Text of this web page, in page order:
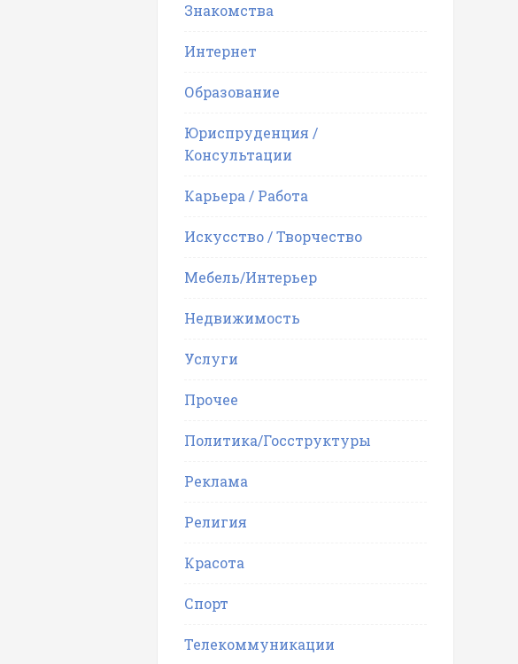
Знакомства
Интернет
Образование
Юриспруденция /
Консультации
Карьера / Работа
Искусство / Творчество
Мебель/Интерьер
Недвижимость
Услуги
Прочее
Политика/Госструктуры
Реклама
Религия
Красота
Спорт
Телекоммуникации